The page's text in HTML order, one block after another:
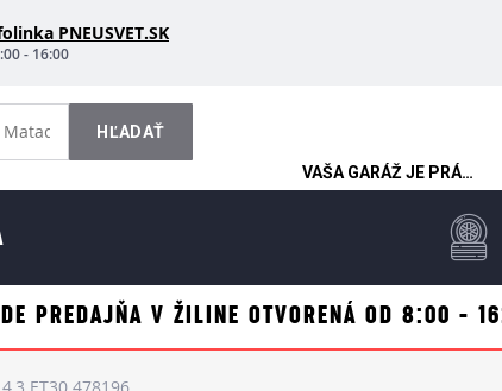
PNEUSVET.SK
- 16:00
VAŠA GARÁŽ JE PRÁZDNA
PREDAJŇA V ŽILINE OTVORENÁ OD 8:00 -